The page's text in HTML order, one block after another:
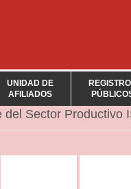
UNIDAD DE
AFILIADOS
Sector Productivo